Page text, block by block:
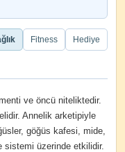
Fitness Hediye
ve öncü niteliktedir.
Annelik arketipiyle
göğüs kafesi, mide,
sistemi üzerinde etkilidir.